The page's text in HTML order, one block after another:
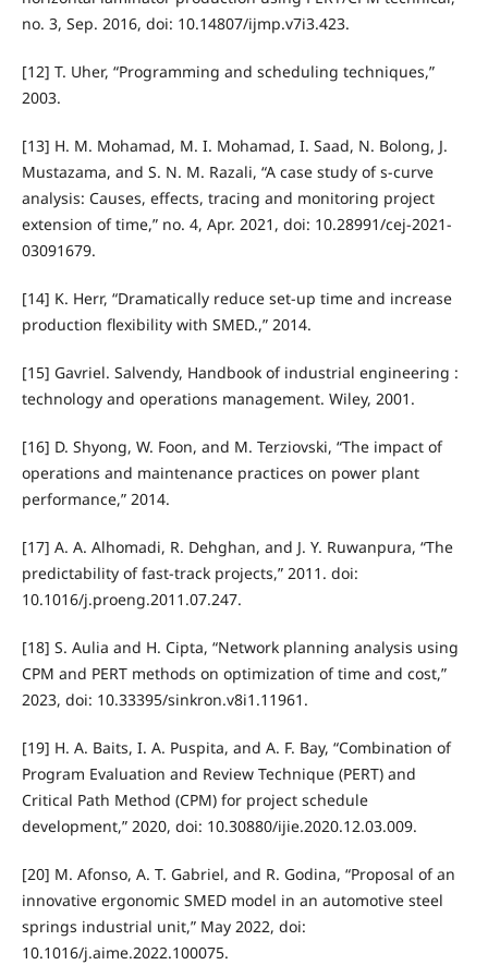
no. 3, Sep. 2016, doi: 10.14807/ijmp.v7i3.423.
[12] T. Uher, “Programming and scheduling techniques,”
2003.
[13] H. M. Mohamad, M. I. Mohamad, I. Saad, N. Bolong, J.
Mustazama, and S. N. M. Razali, “A case study of s-curve
analysis: Causes, effects, tracing and monitoring project
extension of time,” no. 4, Apr. 2021, doi: 10.28991/cej-2021-
03091679.
[14] K. Herr, “Dramatically reduce set-up time and increase
production flexibility with SMED.,” 2014.
[15] Gavriel. Salvendy, Handbook of industrial engineering :
technology and operations management. Wiley, 2001.
[16] D. Shyong, W. Foon, and M. Terziovski, “The impact of
operations and maintenance practices on power plant
performance,” 2014.
[17] A. A. Alhomadi, R. Dehghan, and J. Y. Ruwanpura, “The
predictability of fast-track projects,” 2011. doi:
10.1016/j.proeng.2011.07.247.
[18] S. Aulia and H. Cipta, “Network planning analysis using
CPM and PERT methods on optimization of time and cost,”
2023, doi: 10.33395/sinkron.v8i1.11961.
[19] H. A. Baits, I. A. Puspita, and A. F. Bay, “Combination of
Program Evaluation and Review Technique (PERT) and
Critical Path Method (CPM) for project schedule
development,” 2020, doi: 10.30880/ijie.2020.12.03.009.
[20] M. Afonso, A. T. Gabriel, and R. Godina, “Proposal of an
innovative ergonomic SMED model in an automotive steel
springs industrial unit,” May 2022, doi:
10.1016/j.aime.2022.100075.